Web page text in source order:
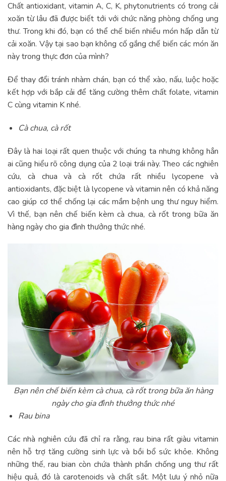
Chất antioxidant, vitamin A, C, K, phytonutrients có trong cải
xoăn từ lâu đã được biết tới với chức năng phòng chống ung
thư. Trong khi đó, bạn có thể chế biến nhiều món hấp dẫn từ
cải xoăn. Vậy tại sao bạn không cố gắng chế biến các món ăn
này trong thực đơn của mình?
Để thay đổi tránh nhàm chán, bạn có thể xào, nấu, luộc hoặc
kết hợp với bắp cải để tăng cường thêm chất folate, vitamin
C cùng vitamin K nhé.
Cà chua, cà rốt
Đây là hai loại rất quen thuộc với chúng ta nhưng không hẳn
ai cũng hiểu rõ công dụng của 2 loại trái này. Theo các nghiên
cứu, cà chua và cà rốt chứa rất nhiều lycopene và
antioxidants, đặc biệt là lycopene và vitamin nên có khả năng
cao giúp cơ thể chống lại các mầm bệnh ung thư nguy hiểm.
Vì thế, bạn nên chế biến kèm cà chua, cà rốt trong bữa ăn
hàng ngày cho gia đình thưởng thức nhé.
Bạn nên chế biến kèm cà chua, cà rốt trong bữa ăn hàng
ngày cho gia đình thưởng thức nhé
Rau bina
Các nhà nghiên cứu đã chỉ ra rằng, rau bina rất giàu vitamin
nên hỗ trợ tăng cường sinh lực và bồi bổ sức khỏe. Không
những thế, rau bian còn chứa thành phần chống ung thư rất
hiệu quả, đó là carotenoids và chất sắt. Một lưu ý nhỏ nữa